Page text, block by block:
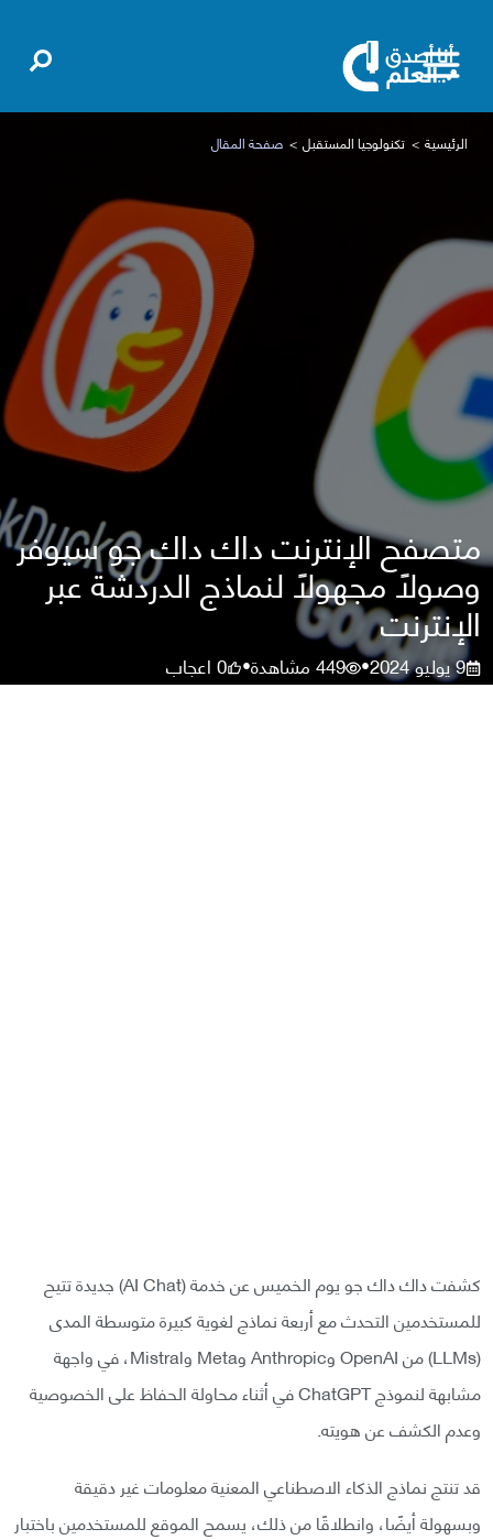
الرئيسية تكنولوجيا المستقبل صفحة المقال
متصفح الإنترنت داك داك جو سيوفر
وصولًا مجهولًا لنماذج الدردشة عبر
الإنترنت
9 يوليو 2024 •
449مشاهدة•
0اعجاب
كشفت داك داك جو يوم الخميس عن خدمة (AI Chat) جديدة تتيح
للمستخدمين التحدث مع أربعة نماذج لغوية كبيرة متوسطة المدى
(LLMs) من OpenAI وAnthropic وMeta وMistral، في واجهة
مشابهة لنموذج ChatGPT في أثناء محاولة الحفاظ على الخصوصية
وعدم الكشف عن هويته.
قد تنتج نماذج الذكاء الاصطناعي المعنية معلومات غير دقيقة
وبسهولة أيضًا، وانطلاقًا من ذلك، يسمح الموقع للمستخدمين باختبار